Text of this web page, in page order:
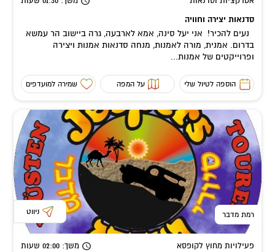
סדנאות יצירה וחוויה
נעים להכיר! אני יעל סינה, אמא לארבעה, גרה ביישוב הר עמשא
בדרום. אמנית, מורה לאמנות, מנחה סדנאות אמנות ויצירה
ופרוייקטים של אמנות...
הוספה לטיול שלי על המפה שמירה למועדפים
רמת מדבר ניווט
פעילויות מחוץ לקופסא משך: 02:00 שעות